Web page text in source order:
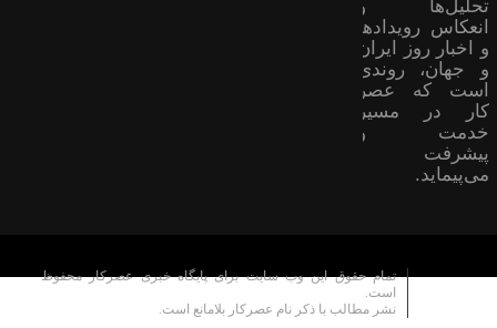
تحلیل‌ها و
انعکاس رویدادها
و اخبار روز ایران
و جهان، روندی
است که عصر
کار در مسیر
خدمت و
پیشرفت
می‌پیماید.
تمام حقوق این وب سایت برای پایگاه خبری عصرکار محفوظ
است.
نشر مطالب با ذکر نام عصرکار بلامانع است.